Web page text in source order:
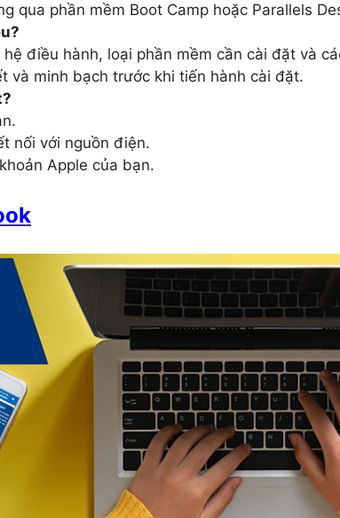
qua phần mềm Boot Camp hoặc Parallels
điều hành, loại phần mềm cần cài đặt và
và minh bạch trước khi tiến hành cài đặt.
nối với nguồn điện.
Apple của bạn.